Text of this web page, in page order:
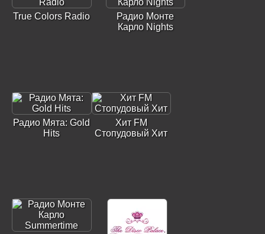
True Colors Radio
Радио Монте
Карло Nights
Радио Мята: Gold
Hits
Хит FM
Стопудовый Хит